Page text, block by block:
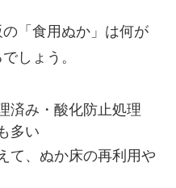
「食用ぬか」は何が
しょう。
済み・酸化防止処理
多い
て、ぬか床の再利用や